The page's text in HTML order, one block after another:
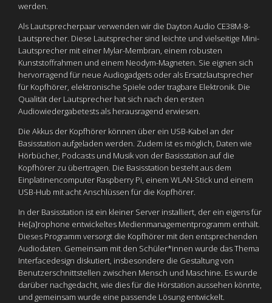
werden.
Als Lautsprecherpaar verwenden wir die Dayton Audio CE38M-8-
Lautsprecher. Diese Lautsprecher sind leichte und vielseitige Mini-
Lautsprecher mit einer Mylar-Membran, einem robusten
Kunststoffrahmen und einem Neodym-Magneten. Sie eignen sich
hervorragend für neue Audiogadgets oder als Ersatzlautsprecher
für Kopfhörer, elektronische Spiele oder tragbare Elektronik. Die
Qualität der Lautsprecher hat sich nach den ersten
Audiowiedergabetests als herausragend erwiesen.
Die Akkus der Kopfhörer können über ein USB-Kabel an der
Basisstation aufgeladen werden. Zudem ist es möglich, Daten wie
Hörbücher, Podcasts und Musik von der Basisstation auf die
Kopfhörer zu übertragen. Die Basisstation besteht aus dem
Einplatinencomputer Raspberry Pi, einem WLAN-Stick und einem
USB-Hub mit acht Anschlüssen für die Kopfhörer.
In der Basisstation ist ein kleiner Server installiert, der ein eigens für
He[a]rophone entwickeltes Medienmanagementprogramm enthält.
Dieses Programm versorgt die Kopfhörer mit den entsprechenden
Audiodaten. Gemeinsam mit den Schüler*innen wurde das Thema
Interfacedesign diskutiert, insbesondere die Gestaltung von
Benutzerschnittstellen zwischen Mensch und Maschine. Es wurde
darüber nachgedacht, wie dies für die Hörstation aussehen könnte,
und gemeinsam wurde eine passende Lösung entwickelt.